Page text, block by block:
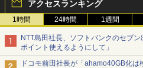
アクセスランキング
1時間 24時間 1週間
NTT島田社長、ソフトバンクのセブン
ポイント使えるようにして」
ドコモ前田社長が「ahamo40GB化は